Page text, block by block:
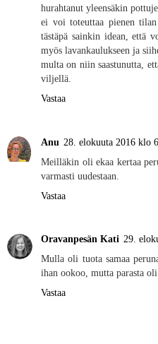
hurahtanut yleensäkin
ei voi toteuttaa pienen
tästäpä sainkin idean, että
myös lavankaulukseen ja
multa on niin saastunutta,
viljellä.
Vastaa
Anu 28. elokuuta 2016 klo
Meilläkin oli ekaa kertaa
varmasti uudestaan.
Vastaa
Oravanpesän Kati 29.
Mulla oli tuota samaa
ihan ookoo, mutta parasta
Vastaa